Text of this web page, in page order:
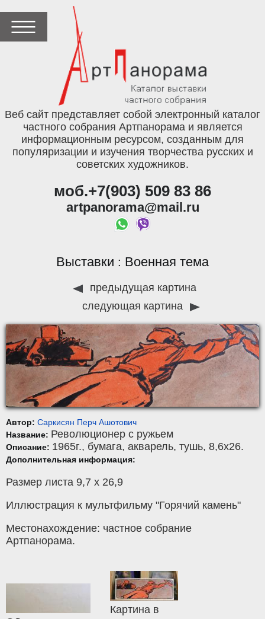
Веб сайт представляет собой электронный каталог
частного собрания Артпанорама и является
информационным ресурсом, созданным для
популяризации и изучения творчества русских и
советских художников.
моб.+7(903) 509 83 86
artpanorama@mail.ru
Выставки : Военная тема
предыдущая картина
следующая картина
Автор: Саркисян Перч Ашотович
Название: Революционер с ружьем
Описание: 1965г., бумага, акварель, тушь, 8,6x26.
Дополнительная информация:
Размер листа 9,7 х 26,9
Иллюстрация к мультфильму "Горячий камень"
Местонахождение: частное собрание
Артпанорама.
Картина в